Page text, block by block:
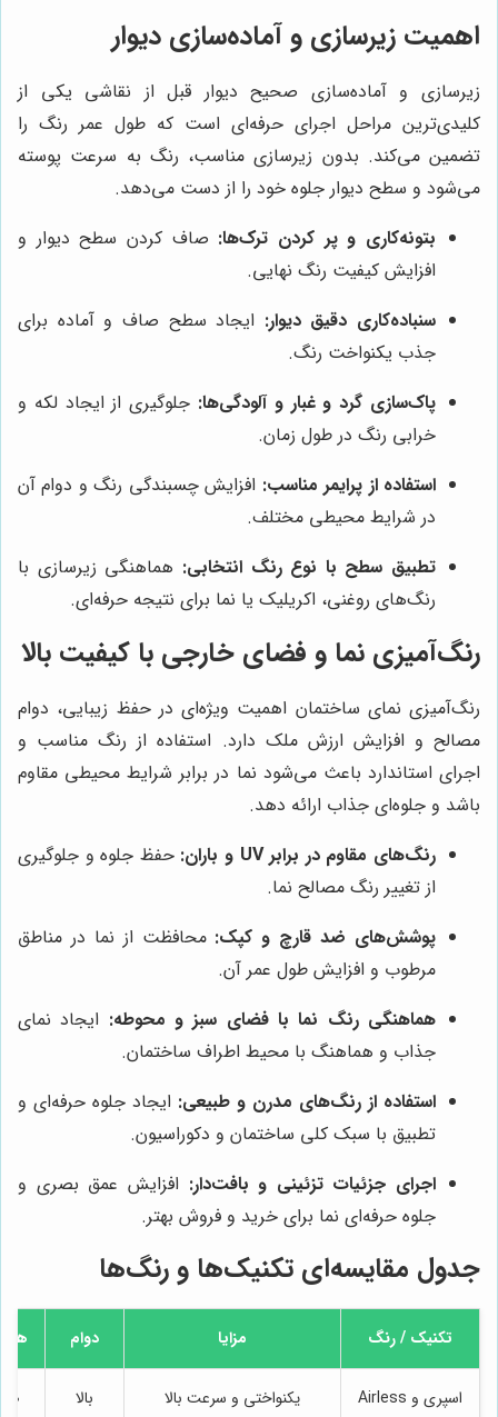
اهمیت زیرسازی و آماده‌سازی دیوار
زیرسازی و آماده‌سازی صحیح دیوار قبل از نقاشی یکی از
کلیدی‌ترین مراحل اجرای حرفه‌ای است که طول عمر رنگ را
تضمین می‌کند. بدون زیرسازی مناسب، رنگ به سرعت پوسته
می‌شود و سطح دیوار جلوه خود را از دست می‌دهد.
بتونه‌کاری و پر کردن ترک‌ها: صاف کردن سطح دیوار و
افزایش کیفیت رنگ نهایی.
سنباده‌کاری دقیق دیوار: ایجاد سطح صاف و آماده برای
جذب یکنواخت رنگ.
پاک‌سازی گرد و غبار و آلودگی‌ها: جلوگیری از ایجاد لکه و
خرابی رنگ در طول زمان.
استفاده از پرایمر مناسب: افزایش چسبندگی رنگ و دوام آن
در شرایط محیطی مختلف.
تطبیق سطح با نوع رنگ انتخابی: هماهنگی زیرسازی با
رنگ‌های روغنی، اکریلیک یا نما برای نتیجه حرفه‌ای.
رنگ‌آمیزی نما و فضای خارجی با کیفیت بالا
رنگ‌آمیزی نمای ساختمان اهمیت ویژه‌ای در حفظ زیبایی، دوام
مصالح و افزایش ارزش ملک دارد. استفاده از رنگ مناسب و
اجرای استاندارد باعث می‌شود نما در برابر شرایط محیطی مقاوم
باشد و جلوه‌ای جذاب ارائه دهد.
رنگ‌های مقاوم در برابر UV و باران:
حفظ جلوه و جلوگیری
از تغییر رنگ مصالح نما.
پوشش‌های ضد قارچ و کپک: محافظت از نما در مناطق
مرطوب و افزایش طول عمر آن.
هماهنگی رنگ نما با فضای سبز و محوطه: ایجاد نمای
جذاب و هماهنگ با محیط اطراف ساختمان.
استفاده از رنگ‌های مدرن و طبیعی: ایجاد جلوه حرفه‌ای و
تطبیق با سبک کلی ساختمان و دکوراسیون.
اجرای جزئیات تزئینی و بافت‌دار: افزایش عمق بصری و
جلوه حرفه‌ای نما برای خرید و فروش بهتر.
جدول مقایسه‌ای تکنیک‌ها و رنگ‌ها
تکنیک / رنگ مزایا دوام
اسپری و Airless یکنواختی و سرعت بالا بالا 400 الی